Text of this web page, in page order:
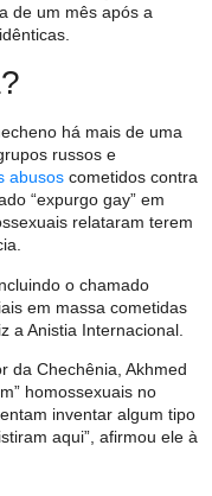
de um mês após a
há mais de uma
russos e
abusos cometidos contra
“expurgo gay” em
relataram terem
o chamado
em massa cometidas
a Anistia Internacional.
da Chechênia, Akhmed
homossexuais no
inventar algum tipo
aqui”, afirmou ele à